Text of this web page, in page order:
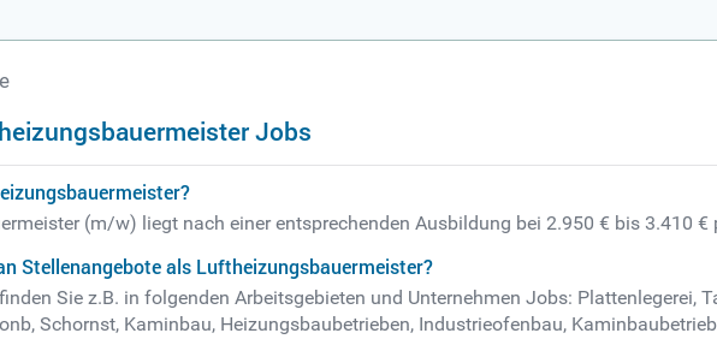
Jobs
(m/w) liegt nach einer entsprechenden Ausbildung bei 2.950 € bis 3.410 €
Stellenangebote als Luftheizungsbauermeister?
Sie z.B. in folgenden Arbeitsgebieten und Unternehmen Jobs: Plattenlegerei,
Schornst, Kaminbau, Heizungsbaubetrieben, Industrieofenbau,